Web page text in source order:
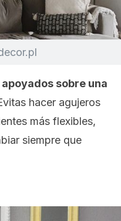
sobre una
hacer agujeros
más flexibles,
siempre que